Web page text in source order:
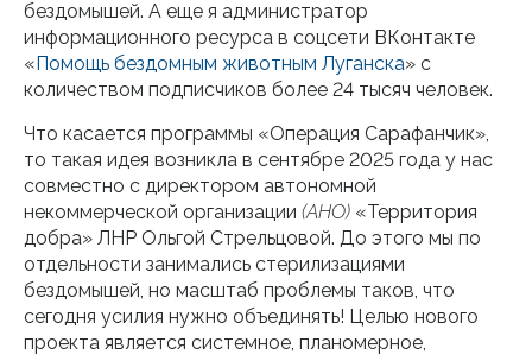
бездомышей. А еще я администратор
информационного ресурса в соцсети ВКонтакте
«Помощь бездомным животным Луганска» с
количеством подписчиков более 24 тысяч человек.
Что касается программы «Операция Сарафанчик»,
то такая идея возникла в сентябре 2025 года у нас
совместно с директором автономной
некоммерческой организации (АНО) «Территория
добра» ЛНР Ольгой Стрельцовой. До этого мы по
отдельности занимались стерилизациями
бездомышей, но масштаб проблемы таков, что
сегодня усилия нужно объединять! Целью нового
проекта является системное, планомерное,